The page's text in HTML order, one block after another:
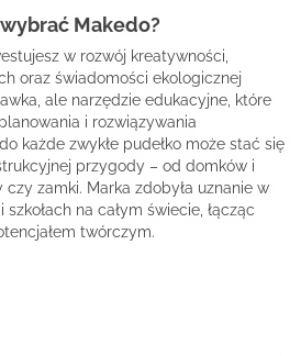
Makedo?
w rozwój kreatywności,
oraz świadomości ekologicznej
ale narzędzie edukacyjne, które
i rozwiązywania
każde zwykłe pudełko może stać się
przygody – od domków i
zamki. Marka zdobyła uznanie w
na całym świecie, łącząc
twórczym.